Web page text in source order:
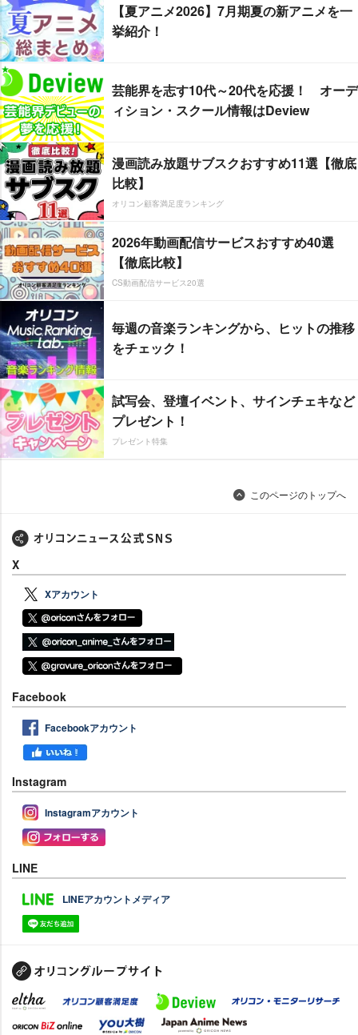
【夏アニメ2026】7月期夏の新アニメを一
挙紹介！
芸能界を志す10代～20代を応援！ オーデ
ィション・スクール情報はDeview
漫画読み放題サブスクおすすめ11選【徹底
比較】
オリコン顧客満足度ランキング
2026年動画配信サービスおすすめ40選
【徹底比較】
CS動画配信サービス20選
毎週の音楽ランキングから、ヒットの推移
をチェック！
試写会、登壇イベント、サインチェキなど
プレゼント！
プレゼント特集
このページのトップへ
X
Xアカウント
Facebook
Facebookアカウント
Instagram
Instagramアカウント
LINE
LINEアカウントメディア